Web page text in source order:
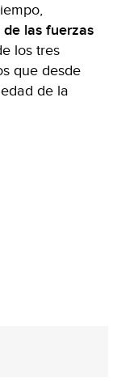
las fuerzas
los tres
que desde
de la